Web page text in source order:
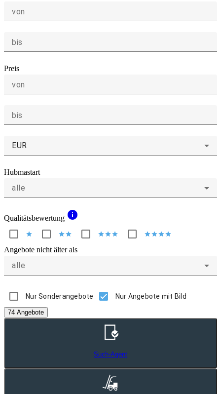
von
bis
Preis
von
bis
EUR
Hubmastart
alle
Qualitätsbewertung info
star starstar starstarstar starstarstarstar
Angebote nicht älter als
alle
Nur Sonderangebote Nur Angebote mit Bild
74 Angebote
Such-Agent